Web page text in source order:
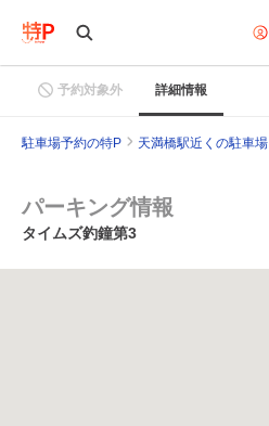
予約対象外 詳細情報
駐車場予約の特P 天満橋駅近くの駐車場
パーキング情報
タイムズ釣鐘第3